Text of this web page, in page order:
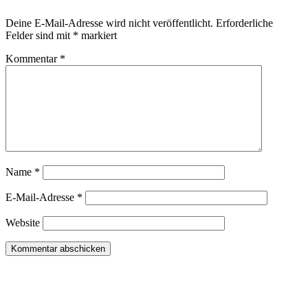
Deine E-Mail-Adresse wird nicht veröffentlicht. Erforderliche
Felder sind mit * markiert
Kommentar *
Name *
E-Mail-Adresse *
Website